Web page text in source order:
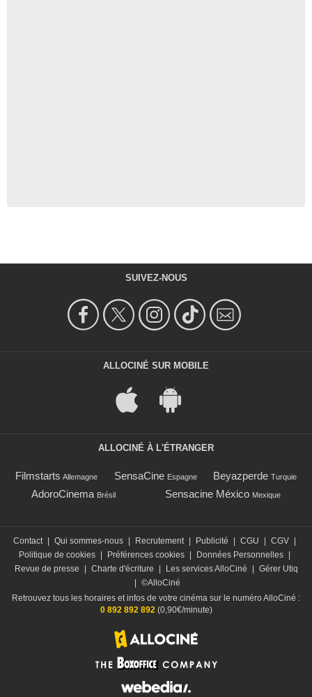
SUIVEZ-NOUS
ALLOCINÉ SUR MOBILE
ALLOCINÉ À L'ÉTRANGER
Filmstarts Allemagne SensaCine Espagne Beyazperde Turquie
AdoroCinema Brésil Sensacine México Mexique
Contact Qui sommes-nous Recrutement Publicité CGU CGV
Politique de cookies
Préférences cookies Données Personnelles
Revue de presse
Charte d'écriture Les services AlloCiné
Gérer Utiq
©AlloCiné
Retrouvez tous les horaires et infos de votre cinéma sur le numéro AlloCiné :
0 892 892 892(0,90€/minute)